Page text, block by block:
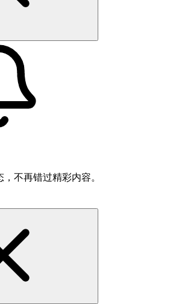
不再错过精彩内容。